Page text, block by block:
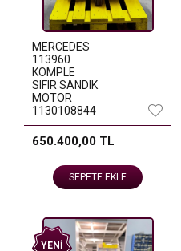
MERCEDES
113960
KOMPLE
SIFIR SANDIK
MOTOR
1130108844
650.400,00 TL
SEPETE EKLE
YENI